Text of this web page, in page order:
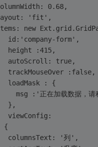
0.68,
'fit',
new
id:'company-form',
height :415,
autoScroll: true,
				  trackMouseOver :false,
				  loadMask : {
msg :'正在加载数据，
				  },
				  viewConfig:
{
columnsText: '列',